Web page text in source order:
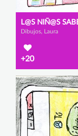
Dibujos, Laura
+20